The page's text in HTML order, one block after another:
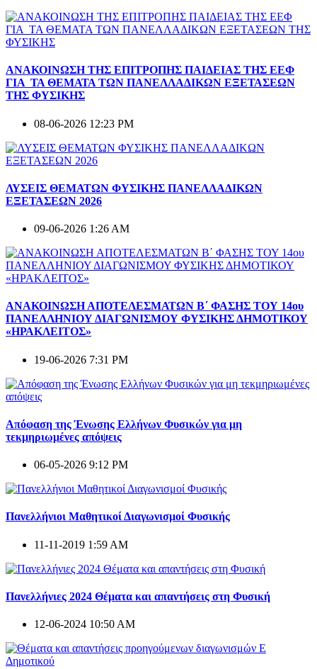
ΑΝΑΚΟΙΝΩΣΗ ΤΗΣ ΕΠΙΤΡΟΠΗΣ ΠΑΙΔΕΙΑΣ ΤΗΣ ΕΕΦ
ΓΙΑ ΤΑ ΘΕΜΑΤΑ ΤΩΝ ΠΑΝΕΛΛΑΔΙΚΩΝ ΕΞΕΤΑΣΕΩΝ
ΤΗΣ ΦΥΣΙΚΗΣ
08-06-2026 12:23 PM
ΛΥΣΕΙΣ ΘΕΜΑΤΩΝ ΦΥΣΙΚΗΣ ΠΑΝΕΛΛΑΔΙΚΩΝ
ΕΞΕΤΑΣΕΩΝ 2026
09-06-2026 1:26 AM
ΑΝΑΚΟΙΝΩΣΗ ΑΠΟΤΕΛΕΣΜΑΤΩΝ Β΄ ΦΑΣΗΣ ΤΟΥ 14ου
ΠΑΝΕΛΛΗΝΙΟΥ ΔΙΑΓΩΝΙΣΜΟΥ ΦΥΣΙΚΗΣ ΔΗΜΟΤΙΚΟΥ
«ΗΡΑΚΛΕΙΤΟΣ»
19-06-2026 7:31 PM
Απόφαση της Ένωσης Ελλήνων Φυσικών για μη
τεκμηριωμένες απόψεις
06-05-2026 9:12 PM
Πανελλήνιοι Μαθητικοί Διαγωνισμοί Φυσικής
11-11-2019 1:59 AM
Πανελλήνιες 2024 Θέματα και απαντήσεις στη Φυσική
12-06-2024 10:50 AM